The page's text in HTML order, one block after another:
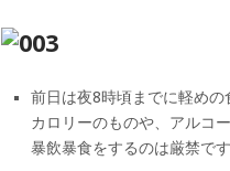
前日は夜8時頃までに軽め
カロリーのものや、アルコ
暴飲暴食をするのは厳禁です